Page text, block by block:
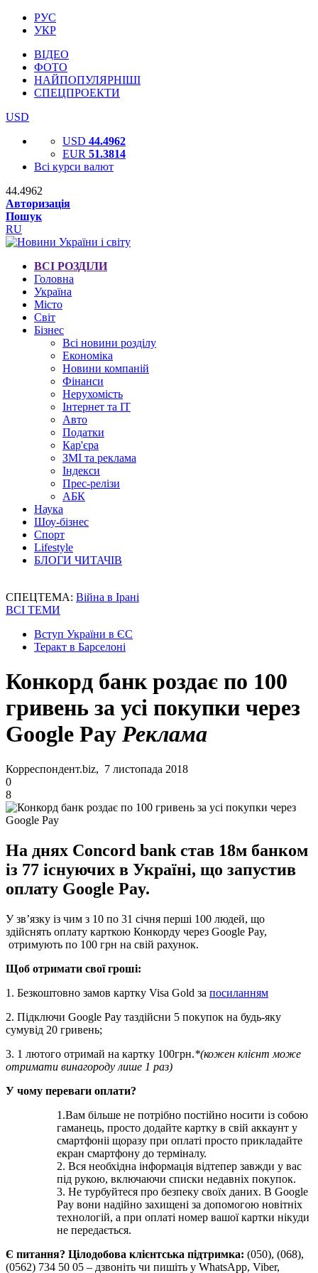
РУС
УКР
ВІДЕО
ФОТО
НАЙПОПУЛЯРНІШІ
СПЕЦПРОЕКТИ
USD
USD 44.4962
EUR 51.3814
Всі курси валют
44.4962
Авторизація
Пошук
RU
ВСІ РОЗДІЛИ
Головна
Україна
Місто
Світ
Бізнес
Всі новини розділу
Економіка
Новини компаній
Фінанси
Нерухомість
Інтернет та IT
Авто
Податки
Кар'єра
ЗМІ та реклама
Індекси
Прес-релізи
АБК
Наука
Шоу-бізнес
Спорт
Lifestyle
БЛОГИ ЧИТАЧІВ
СПЕЦТЕМА: Війна в Ірані
ВСІ ТЕМИ
Вступ України в ЄС
Теракт в Барселоні
Конкорд банк роздає по 100
гривень за усі покупки через
Google Pay Реклама
Корреспондент.biz, 7 листопада 2018
0
8
На днях Concord bank став 18м банком
із 77 існуючих в Україні, що запустив
оплату Google Pay.
У зв’язку із чим з 10 по 31 січня перші 100 людей, що
здійснять оплату карткою Конкорду через Google Pay,
отримують по 100 грн на свій рахунок.
Щоб отримати свої гроші:
1. Безкоштовно замов картку Visa Gold за посиланням
2. Підключи Google Pay таздійсни 5 покупок на будь-яку
сумувід 20 гривень;
3. 1 лютого отримай на картку 100грн.*(кожен клієнт може
отримати винагороду лише 1 раз)
У чому переваги оплати?
1.Вам більше не потрібно постійно носити із собою
гаманець, просто додайте картку в свій аккаунт у
смартфоніі щоразу при оплаті просто прикладайте
екран смартфону до терміналу.
2. Вся необхідна інформація відтепер завжди у вас
під рукою, включаючи списки недавніх покупок.
3. Не турбуйтеся про безпеку своїх даних. В Google
Pay вони надійно захищені за допомогою новітніх
технологій, а при оплаті номер вашої картки нікуди
не передається.
Є питання? Цілодобова клієнтська підтримка: (050), (068),
(0562) 734 50 05 – дзвоніть чи пишіть у WhatsApp, Viber,